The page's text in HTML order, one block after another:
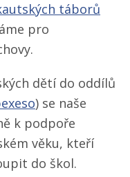
táborů
pro
dětí do oddílů
) se naše
k podpoře
věku, kteří
do škol.